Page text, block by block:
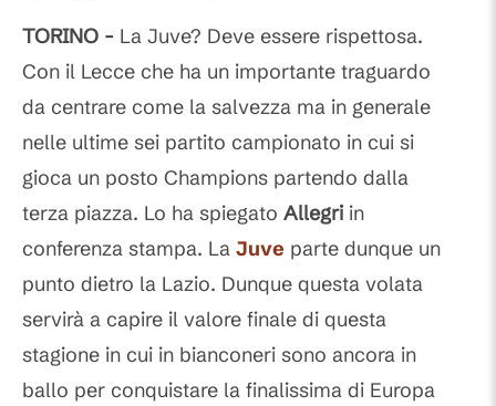
TORINO - La Juve? Deve essere rispettosa.
Con il Lecce che ha un importante traguardo
da centrare come la salvezza ma in generale
nelle ultime sei partito campionato in cui si
gioca un posto Champions partendo dalla
terza piazza. Lo ha spiegato Allegri in
conferenza stampa. La Juve parte dunque un
punto dietro la Lazio. Dunque questa volata
servirà a capire il valore finale di questa
stagione in cui in bianconeri sono ancora in
ballo per conquistare la finalissima di Europa